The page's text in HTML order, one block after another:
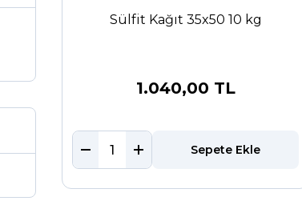
Sülfit Kağıt 35x50 10 kg
1.040,00 TL
Sepete Ekle